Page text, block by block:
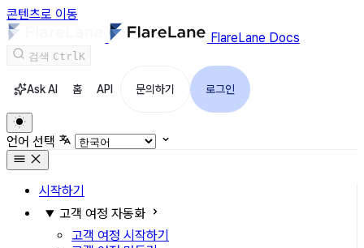
콘텐츠로 이동
FlareLane Docs
검색 CtrlK
Ask AI 홈 API 문의하기 로그인
언어 선택
시작하기
고객 여정 자동화
고객 여정 시작하기